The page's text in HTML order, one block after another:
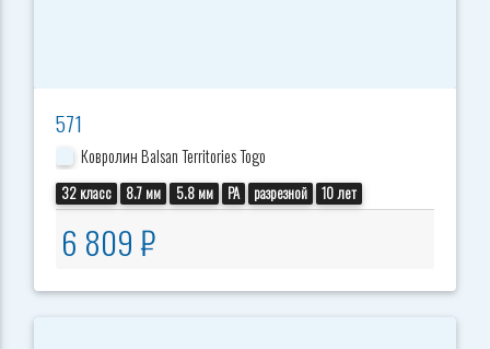
571
Ковролин Balsan Territories Togo
32 класс 8.7 мм 5.8 мм PA разрезной 10 лет
6 809 ₽